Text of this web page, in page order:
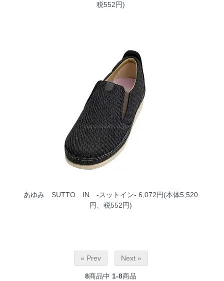
税552円)
あゆみ SUTTO IN -スットイン- 6,072円(本体5,520
円、税552円)
« Prev Next »
8商品中 1-8商品